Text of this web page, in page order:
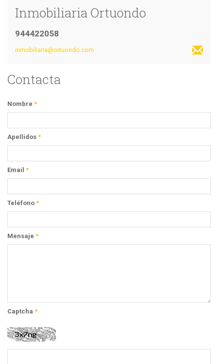
Inmobiliaria Ortuondo
944422058
inmobiliaria@ortuondo.com
Contacta
Nombre *
Apellidos *
Email *
Teléfono *
Mensaje *
Captcha *